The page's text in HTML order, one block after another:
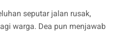
seputar jalan rusak,
warga. Dea pun menjawab